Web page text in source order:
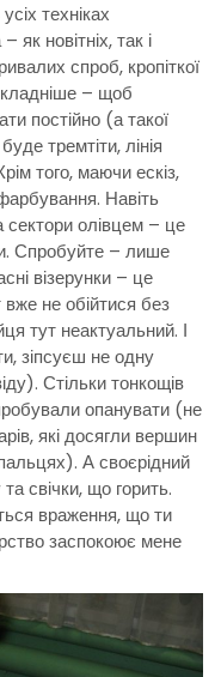
техніках
новітніх, так і
спроб, кропіткої
– щоб
постійно (а такої
тремтіти, лінія
того, маючи ескіз,
Навіть
сектори олівцем – це
Спробуйте – лише
візерунки – це
не обійтися без
тут неактуальний. І
зіпсуєш не одну
Стільки тонкощів
опанувати (не
які досягли вершин
А своєрідний
свічки, що горить.
враження, що ти
заспокоює мене